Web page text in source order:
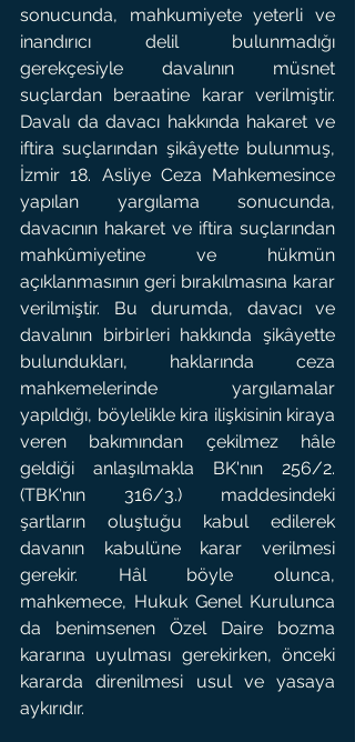
sonucunda, mahkumiyete yeterli ve
inandırıcı delil bulunmadığı
gerekçesiyle davalının müsnet
suçlardan beraatine karar verilmiştir.
Davalı da davacı hakkında hakaret ve
iftira suçlarından şikâyette bulunmuş,
İzmir 18. Asliye Ceza Mahkemesince
yapılan yargılama sonucunda,
davacının hakaret ve iftira suçlarından
mahkûmiyetine ve hükmün
açıklanmasının geri bırakılmasına karar
verilmiştir. Bu durumda, davacı ve
davalının birbirleri hakkında şikâyette
bulundukları, haklarında ceza
mahkemelerinde yargılamalar
yapıldığı, böylelikle kira ilişkisinin kiraya
veren bakımından çekilmez hâle
geldiği anlaşılmakla BK'nın 256/2.
(TBK'nın 316/3.) maddesindeki
şartların oluştuğu kabul edilerek
davanın kabulüne karar verilmesi
gerekir. Hâl böyle olunca,
mahkemece, Hukuk Genel Kurulunca
da benimsenen Özel Daire bozma
kararına uyulması gerekirken, önceki
kararda direnilmesi usul ve yasaya
aykırıdır.